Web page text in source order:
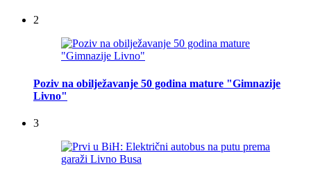
2
Poziv na obilježavanje 50 godina mature "Gimnazije
Livno"
3